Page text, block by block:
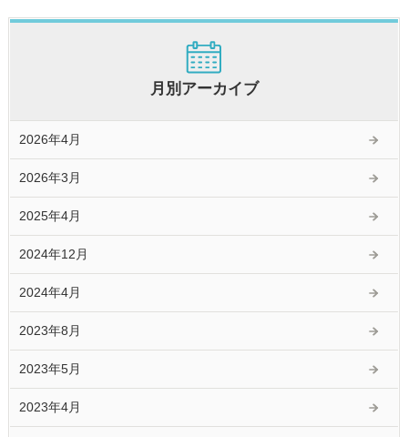
月別アーカイブ
2026年4月
2026年3月
2025年4月
2024年12月
2024年4月
2023年8月
2023年5月
2023年4月